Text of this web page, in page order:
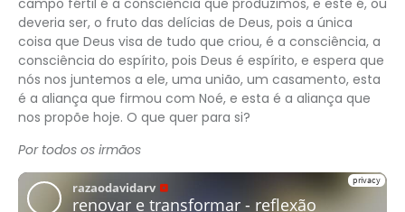
campo fértil é a consciência que produzimos, e este é, ou
deveria ser, o fruto das delícias de Deus, pois a única
coisa que Deus visa de tudo que criou, é a consciência, a
consciência do espírito, pois Deus é espírito, e espera que
nós nos juntemos a ele, uma união, um casamento, esta
é a aliança que firmou com Noé, e esta é a aliança que
nos propõe hoje. O que quer para si?
Por todos os irmãos